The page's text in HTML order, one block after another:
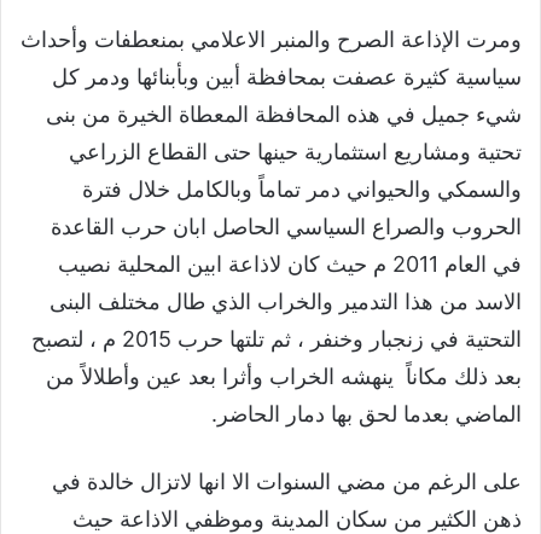
ومرت الإذاعة الصرح والمنبر الاعلامي بمنعطفات وأحداث
سياسية كثيرة عصفت بمحافظة أبين وبأبنائها ودمر كل
شيء جميل في هذه المحافظة المعطاة الخيرة من بنى
تحتية ومشاريع استثمارية حينها حتى القطاع الزراعي
والسمكي والحيواني دمر تماماً وبالكامل خلال فترة
الحروب والصراع السياسي الحاصل ابان حرب القاعدة
في العام 2011 م حيث كان لاذاعة ابين المحلية نصيب
الاسد من هذا التدمير والخراب الذي طال مختلف البنى
التحتية في زنجبار وخنفر ، ثم تلتها حرب 2015 م ، لتصبح
بعد ذلك مكاناً ينهشه الخراب وأثرا بعد عين وأطلالاً من
الماضي بعدما لحق بها دمار الحاضر.
على الرغم من مضي السنوات الا انها لاتزال خالدة في
ذهن الكثير من سكان المدينة وموظفي الاذاعة حيث